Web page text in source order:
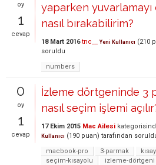
oy
1
cevap
yaparken yuvarlamayı
nasıl bırakabilirim?
18 Mart 2016 tnc__ Yeni Kullanıcı (210
soruldu
numbers
0
oy
1
cevap
İzleme dörtgeninde 3
nasıl seçim işlemi
17 Ekim 2015 Mac Ailesi
Kullanıcı (190 puan) tarafından
macbook-pro
3-parmak
seçim-kısayolu
izleme-dörtgeni